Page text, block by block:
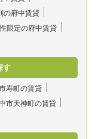
の府中賃貸
限定の府中賃貸
す
寿町の賃貸
市天神町の賃貸